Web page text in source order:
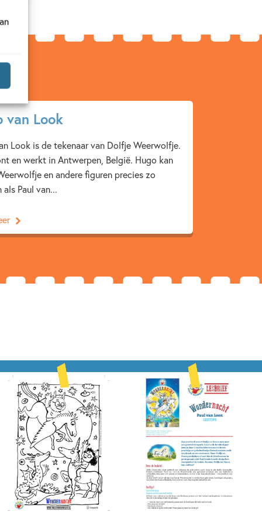
van Look
Look is de tekenaar van Dolfje Weerwolfje.
en werkt in Antwerpen, België. Hugo kan
en andere figuren precies zo
als Paul van...